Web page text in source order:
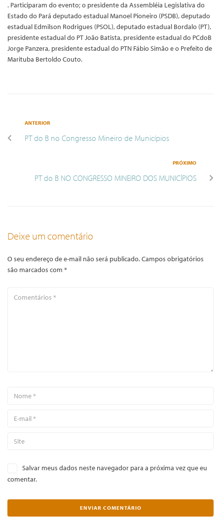
. Participaram do evento; o presidente da Assembléia Legislativa do
Estado do Pará deputado estadual Manoel Pioneiro (PSDB), deputado
estadual Edmilson Rodrigues (PSOL), deputado estadual Bordalo (PT),
presidente estadual do PT João Batista, presidente estadual do PCdoB
Jorge Panzera, presidente estadual do PTN Fábio Simão e o Prefeito de
Marituba Bertoldo Couto.
ANTERIOR
PT do B no Congresso Mineiro de Municípios
PRÓXIMO
PT do B NO CONGRESSO MINEIRO DOS MUNICÍPIOS
Deixe um comentário
O seu endereço de e-mail não será publicado.Campos obrigatórios
são marcados com *
Salvar meus dados neste navegador para a próxima vez que eu
comentar.